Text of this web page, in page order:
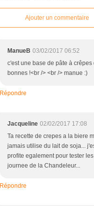
Ajouter un commentaire
ManueB 03/02/2017 06:52
c'est une base de pâte à
bonnes !<br /> <br /> manue :)
Répondre
Jacqueline 02/02/2017 17:08
Ta recette de crepes a la biere
jamais utilise du lait de soja...
profite egalement pour tester
journee de la Chandeleur...
Répondre